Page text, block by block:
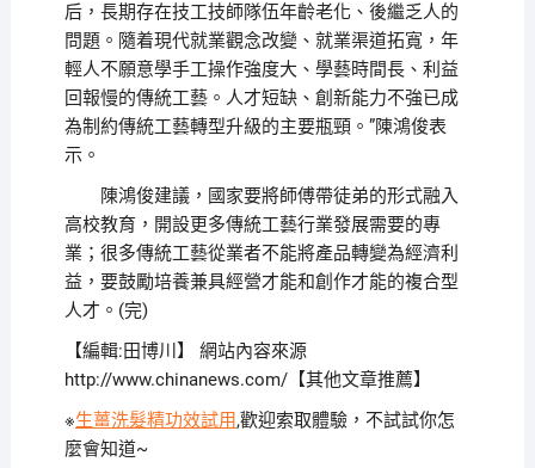
后，長期存在技工技師隊伍年齡老化、後繼乏人的
問題。隨着現代就業觀念改變、就業渠道拓寬，年
輕人不願意學手工操作強度大、學藝時間長、利益
回報慢的傳統工藝。人才短缺、創新能力不強已成
為制約傳統工藝轉型升級的主要瓶頸。”陳鴻俊表
示。
陳鴻俊建議，國家要將師傅帶徒弟的形式融入
高校教育，開設更多傳統工藝行業發展需要的專
業；很多傳統工藝從業者不能將產品轉變為經濟利
益，要鼓勵培養兼具經營才能和創作才能的複合型
人才。(完)
【編輯:田博川】 網站內容來源
http://www.chinanews.com/【其他文章推薦】
※生薑洗髮精功效試用,歡迎索取體驗，不試試你怎
麼會知道~